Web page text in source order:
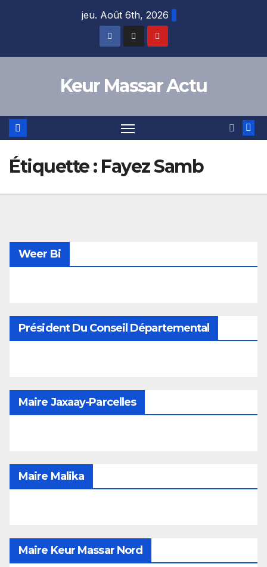
jeu. Août 6th, 2026
Keur Massar Actu
Étiquette : Fayez Samb
Weer Bi
Président Du Conseil Départemental
Maire Jaxaay-Parcelles
Maire Malika
Maire Keur Massar Nord